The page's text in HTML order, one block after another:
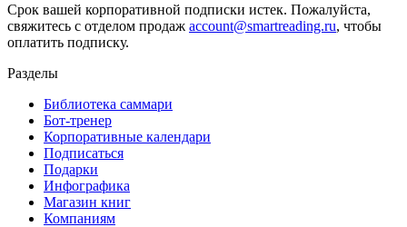
Срок вашей корпоративной подписки истек. Пожалуйста,
свяжитесь с отделом продаж account@smartreading.ru, чтобы
оплатить подписку.
Разделы
Библиотека саммари
Бот-тренер
Корпоративные календари
Подписаться
Подарки
Инфографика
Магазин книг
Компаниям